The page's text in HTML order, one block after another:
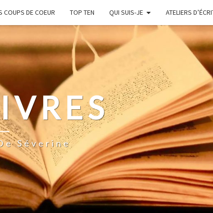
COUPS DE COEUR TOP TEN QUI SUIS-JE ATELIERS
Séverine